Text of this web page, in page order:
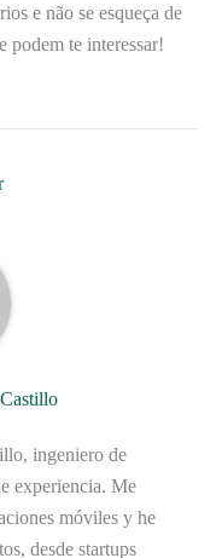
e não se esqueça de
podem te interessar!
ingeniero de
experiencia. Me
móviles y he
desde startups